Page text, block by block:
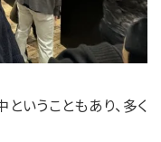
いうこともあり、多く